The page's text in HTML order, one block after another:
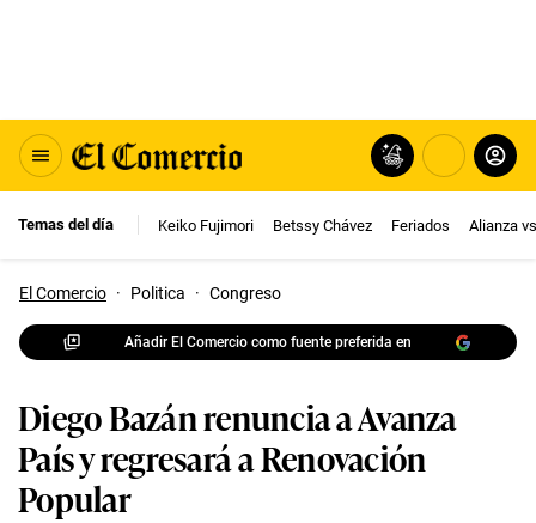
Temas del día Keiko Fujimori Betssy Chávez Feriados Alianza
El Comercio · Politica · Congreso
Añadir El Comercio como fuente preferida en
Diego Bazán renuncia a Avanza
País y regresará a Renovación
Popular